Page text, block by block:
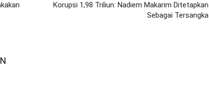
Korupsi 1,98 Triliun: Nadiem Makarim Ditetapkan
Sebagai Tersangka